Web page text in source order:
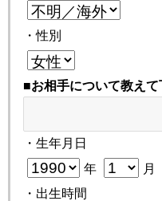
・性別
■お相手について教えて
・生年月日
年 月
・出生時間